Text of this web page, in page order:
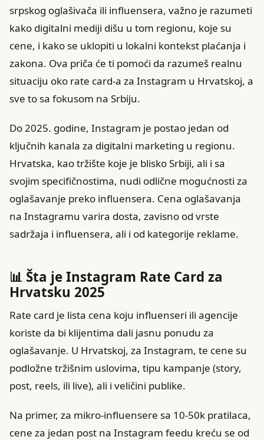
srpskog oglašivača ili influensera, važno je razumeti
kako digitalni mediji dišu u tom regionu, koje su
cene, i kako se uklopiti u lokalni kontekst plaćanja i
zakona. Ova priča će ti pomoći da razumeš realnu
situaciju oko rate card-a za Instagram u Hrvatskoj, a
sve to sa fokusom na Srbiju.
Do 2025. godine, Instagram je postao jedan od
ključnih kanala za digitalni marketing u regionu.
Hrvatska, kao tržište koje je blisko Srbiji, ali i sa
svojim specifičnostima, nudi odlične mogućnosti za
oglašavanje preko influensera. Cena oglašavanja
na Instagramu varira dosta, zavisno od vrste
sadržaja i influensera, ali i od kategorije reklame.
📊 Šta je Instagram Rate Card za
Hrvatsku 2025
Rate card je lista cena koju influenseri ili agencije
koriste da bi klijentima dali jasnu ponudu za
oglašavanje. U Hrvatskoj, za Instagram, te cene su
podložne tržišnim uslovima, tipu kampanje (story,
post, reels, ili live), ali i veličini publike.
Na primer, za mikro-influensere sa 10-50k pratilaca,
cene za jedan post na Instagram feedu kreću se od